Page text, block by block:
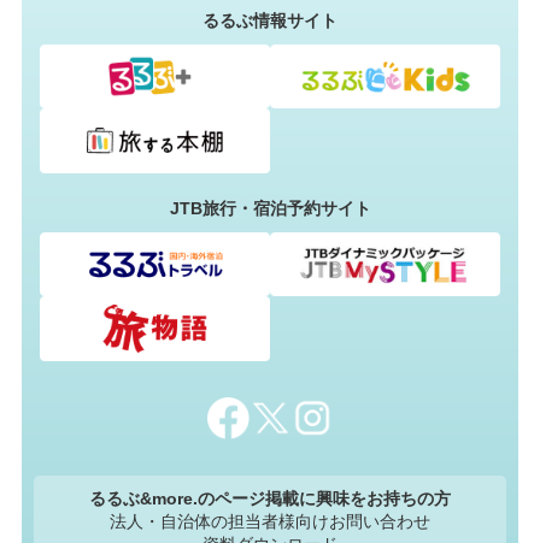
るるぶ情報サイト
JTB旅行・宿泊予約サイト
るるぶ&more.のページ掲載に興味をお持ちの方
法人・自治体の担当者様向けお問い合わせ